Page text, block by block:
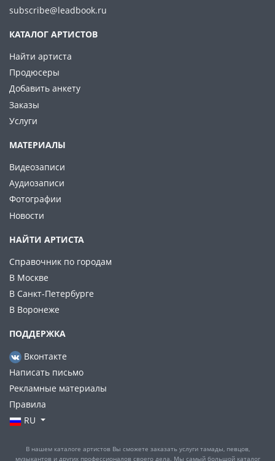
subscribe@leadbook.ru
КАТАЛОГ АРТИСТОВ
Найти артиста
Продюсеры
Добавить анкету
Заказы
Услуги
МАТЕРИАЛЫ
Видеозаписи
Аудиозаписи
Фотографии
Новости
НАЙТИ АРТИСТА
Справочник по городам
В Москве
В Санкт-Петербурге
В Воронеже
ПОДДЕРЖКА
Вконтакте
Написать письмо
Рекламные материалы
Правила
RU
В нашем каталоге артистов Вы сможете заказать услуги тамады, певцов,
музыкантов и других профессионалов своего дела. Мы самый большой каталог